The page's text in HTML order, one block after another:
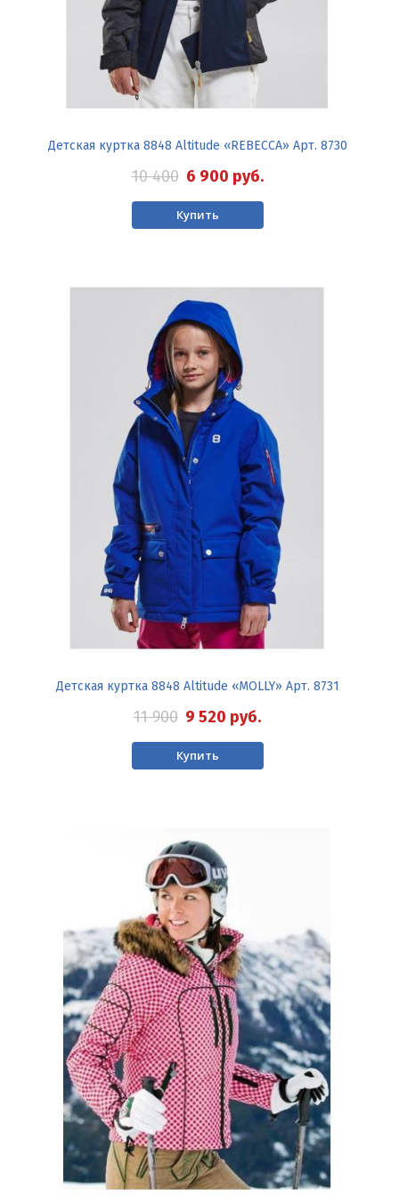
Детская куртка 8848 Altitude «REBECCA» Арт. 8730
10 400 6 900 руб.
Купить
Детская куртка 8848 Altitude «MOLLY» Арт. 8731
11 900 9 520 руб.
Купить